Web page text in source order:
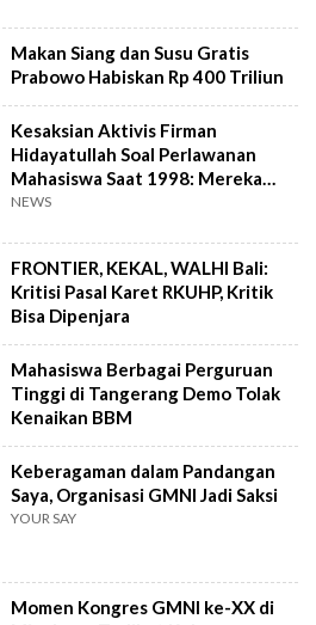
Makan Siang dan Susu Gratis
Prabowo Habiskan Rp 400 Triliun
Kesaksian Aktivis Firman
Hidayatullah Soal Perlawanan
Mahasiswa Saat 1998: Mereka
Tidak Bergerak Sendiri
NEWS
FRONTIER, KEKAL, WALHI Bali:
Kritisi Pasal Karet RKUHP, Kritik
Bisa Dipenjara
Mahasiswa Berbagai Perguruan
Tinggi di Tangerang Demo Tolak
Kenaikan BBM
Keberagaman dalam Pandangan
Saya, Organisasi GMNI Jadi Saksi
YOUR SAY
Momen Kongres GMNI ke-XX di